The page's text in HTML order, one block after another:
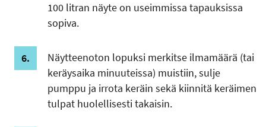
100 litran näyte on useimmissa tapauksissa
sopiva.
Näytteenoton lopuksi merkitse ilmamäärä (tai
keräysaika minuuteissa) muistiin, sulje
pumppu ja irrota keräin sekä kiinnitä keräimen
tulpat huolellisesti takaisin.